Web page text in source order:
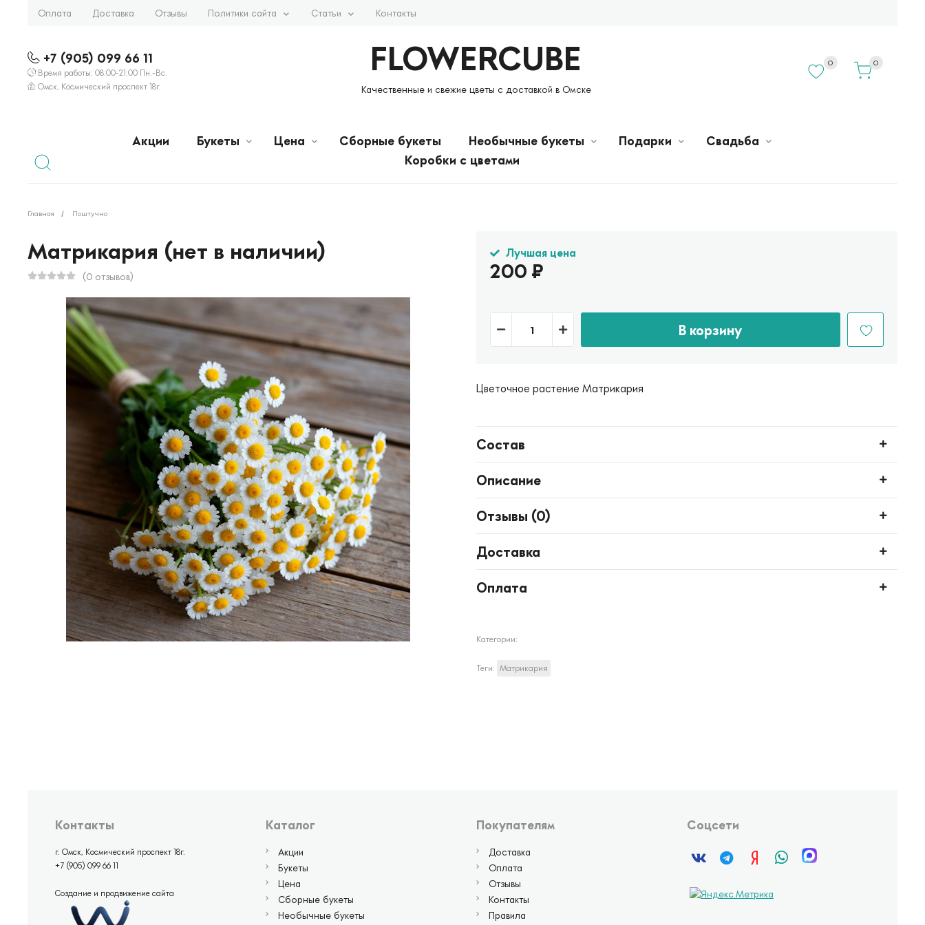
Оплата Доставка Отзывы Политики сайта Статьи Контакты
+7 (905) 099 66 11
Время работы: 08:00-21:00 Пн.-Вс.
Омск, Космический проспект 18г.
FLOWERCUBE
Качественные и свежие цветы с доставкой в Омске
0 0
Акции Букеты Цена Сборные букеты Необычные букеты Подарки
Свадьба
Коробки с цветами
Главная Поштучно
Матрикария (нет в наличии)
(0 отзывов)
Лучшая цена
200 ₽
В корзину
Цветочное растение Матрикария
Состав
Описание
Отзывы (0)
Доставка
Оплата
Категории:
Теги: Матрикария
Контакты
г. Омск, Космический проспект 18г.
+7 (905) 099 66 11
Создание и продвижение сайта
Каталог
Акции
Букеты
Цена
Сборные букеты
Необычные букеты
Покупателям
Доставка
Оплата
Отзывы
Контакты
Правила
Соцсети